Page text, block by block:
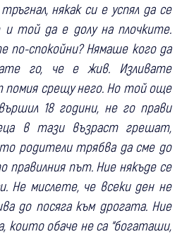
някак си е успял да се
той да е долу на плочките.
по-спокойни? Нямаше кого да
го, че е жив. Изливате
помия срещу него. Но той още
18 години, не го прави
в тази възраст грешат,
родители трябва да сме до
правилния път. Ние някъде се
Не мислете, че всеки ден не
до посяга към дрогата. Ние
които обаче не са “богаташи,